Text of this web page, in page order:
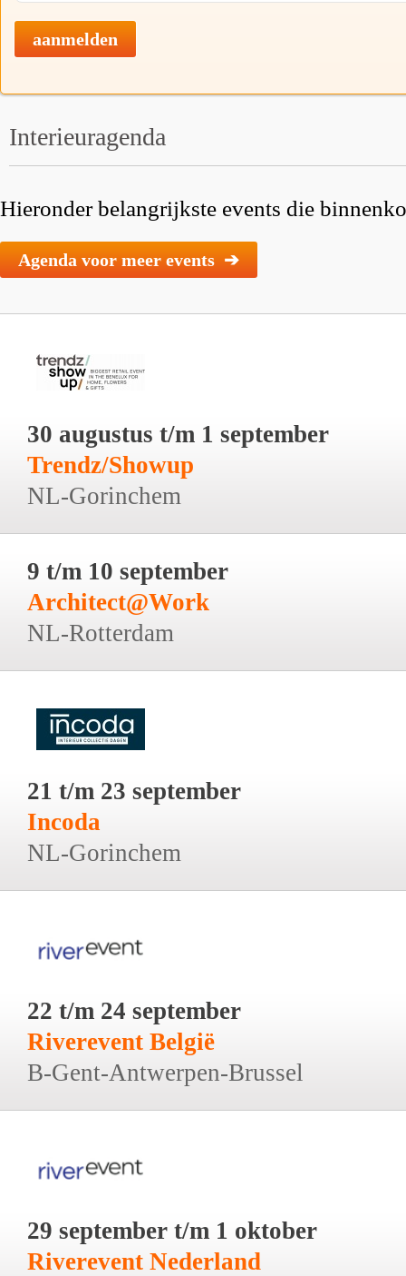
aanmelden
Interieuragenda
Hieronder belangrijkste events die
Agenda voor meer events ➔
30 augustus t/m 1 september
Trendz/Showup
NL-Gorinchem
9 t/m 10 september
Architect@Work
NL-Rotterdam
21 t/m 23 september
Incoda
NL-Gorinchem
22 t/m 24 september
Riverevent België
B-Gent-Antwerpen-Brussel
29 september t/m 1 oktober
Riverevent Nederland